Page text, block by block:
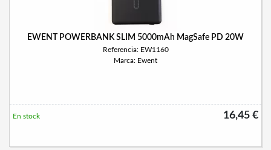
EWENT POWERBANK SLIM 5000mAh MagSafe PD 20W
Referencia: EW1160
Marca: Ewent
16,45 €
En stock